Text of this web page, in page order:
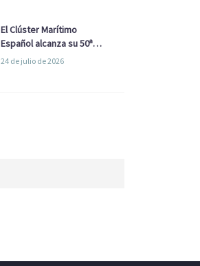
Ayuntamiento
El Clúster Marítimo
Español alcanza su 50ª
Asamblea reafirmando su
24 de julio de 2026